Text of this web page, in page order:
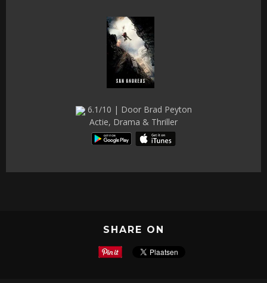
6.1/10 | Door Brad Peyton
Actie, Drama & Thriller
SHARE ON